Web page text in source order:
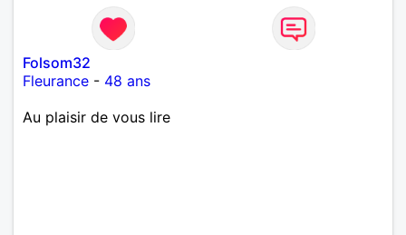
Folsom32
Fleurance - 48 ans
Au plaisir de vous lire